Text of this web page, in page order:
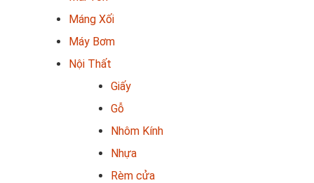
Máng Xối
Máy Bơm
Nội Thất
Giấy
Gỗ
Nhôm Kính
Nhựa
Rèm cửa